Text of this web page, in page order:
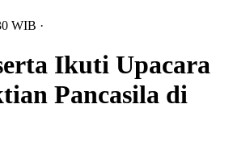
WIB ·
Ikuti Upacara
Pancasila di